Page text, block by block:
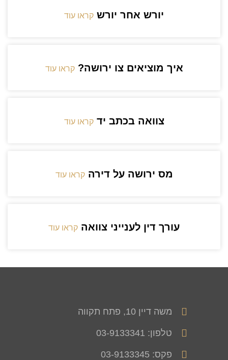
יורש אחר יורש קראו עוד
איך מוציאים צו ירושה?קראו עוד
צוואה בכתב ידקראו עוד
מס ירושה על דירהקראו עוד
עורך דין לענייני צוואה קראו עוד
משה דיין 10, פתח תקווה
טלפון: 03-9133341
פקס: 03-9133345